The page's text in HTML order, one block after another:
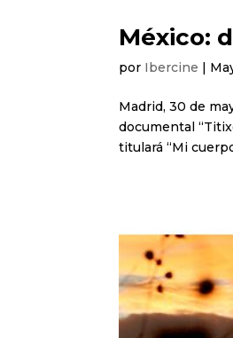
México:
por Ibercine |
Madrid, 30 de
documental
titulará “Mi